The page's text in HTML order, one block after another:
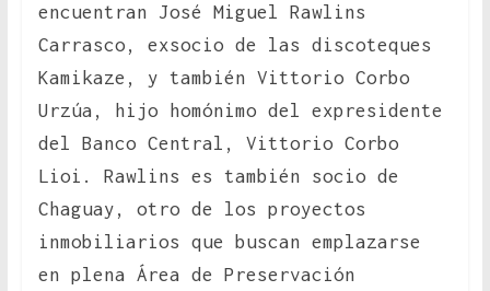
encuentran José Miguel Rawlins
Carrasco, exsocio de las discoteques
Kamikaze, y también Vittorio Corbo
Urzúa, hijo homónimo del expresidente
del Banco Central, Vittorio Corbo
Lioi. Rawlins es también socio de
Chaguay, otro de los proyectos
inmobiliarios que buscan emplazarse
en plena Área de Preservación